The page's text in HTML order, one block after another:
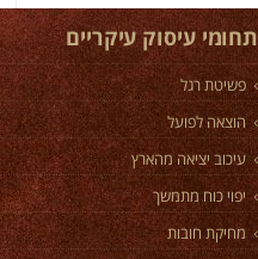
תחומי עיסוק עיקריים
פשיטת רגל
הוצאה לפועל
עיכוב יציאה מהארץ
יפוי כוח מתמשך
מחיקת חובות